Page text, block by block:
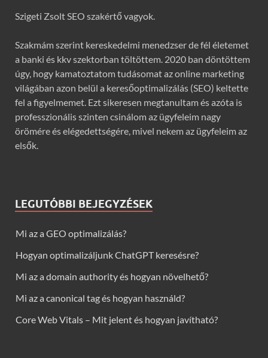
Szigeti Zsolt SEO szakértő vagyok.
Szakmám szerint kereskedelmi menedzser de fél életemet
a banki és kkv szektorban töltöttem. 2020 ban döntöttem
úgy, hogy kamatoztatom tudásomat az online marketing
világában azon belül a keresőoptimalizálás (SEO) keltette
fel a figyelmemet. Ezt sikeresen megtanultam és azóta is
professzionális szinten csinálom az ügyfeleim nagy
örömére és elégedettségére, mivel nekem az ügyfeleim az
elsők.
LEGUTÓBBI BEJEGYZÉSEK
Mi az a GEO optimalizálás?
Hogyan optimalizáljunk ChatGPT keresésre?
Mi az a domain authority és hogyan növelhető?
Mi az a canonical tag és hogyan használd?
Core Web Vitals – Mit jelent és hogyan javítható?